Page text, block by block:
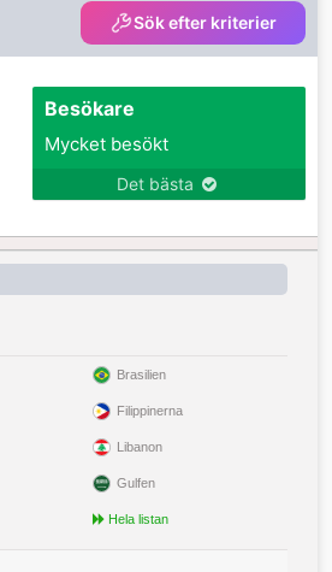
Sök efter kriterier
Besökare
Mycket besökt
Det bästa
Brasilien
Filippinerna
Libanon
Gulfen
Hela listan